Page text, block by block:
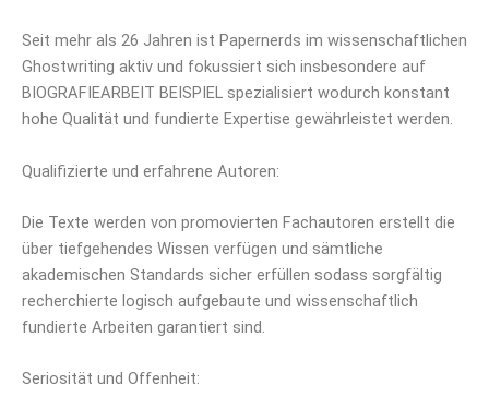
Seit mehr als 26 Jahren ist Papernerds im wissenschaftlichen
Ghostwriting aktiv und fokussiert sich insbesondere auf
BIOGRAFIEARBEIT BEISPIEL spezialisiert wodurch konstant
hohe Qualität und fundierte Expertise gewährleistet werden.
Qualifizierte und erfahrene Autoren:
Die Texte werden von promovierten Fachautoren erstellt die
über tiefgehendes Wissen verfügen und sämtliche
akademischen Standards sicher erfüllen sodass sorgfältig
recherchierte logisch aufgebaute und wissenschaftlich
fundierte Arbeiten garantiert sind.
Seriosität und Offenheit: